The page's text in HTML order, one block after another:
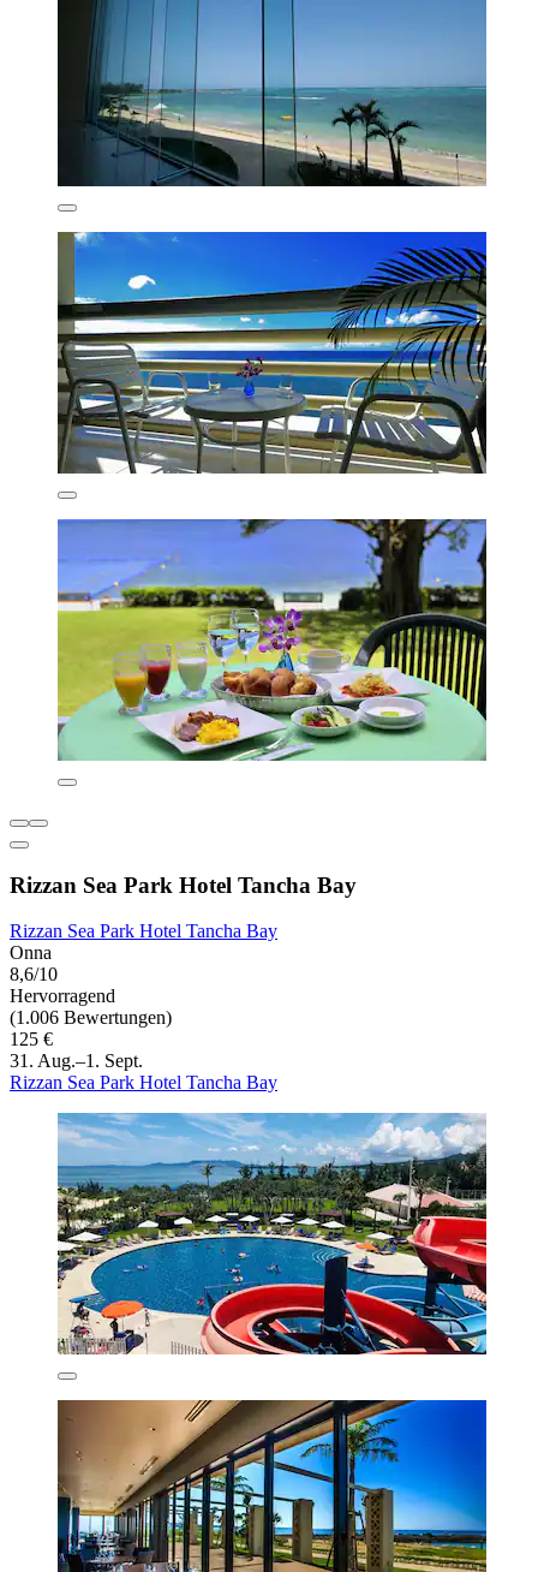
Rizzan Sea Park Hotel Tancha Bay
Rizzan Sea Park Hotel Tancha Bay
Onna
8,6/10
Hervorragend
(1.006 Bewertungen)
125 €
31. Aug.–1. Sept.
Rizzan Sea Park Hotel Tancha Bay